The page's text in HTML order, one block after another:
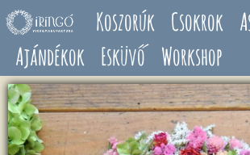
Ugrás a tartalomra Koszorúk Csokrok
Ajándékok Esküvő Workshop